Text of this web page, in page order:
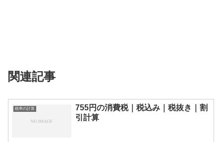
関連記事
税率の計算
755円の消費税｜税込み｜税抜き｜割
引計算